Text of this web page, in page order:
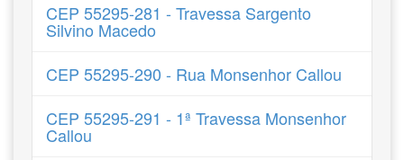
CEP 55295-281 - Travessa Sargento
Silvino Macedo
CEP 55295-290 - Rua Monsenhor Callou
CEP 55295-291 - 1ª Travessa Monsenhor
Callou